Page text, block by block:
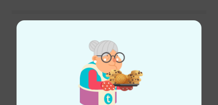
Schon gewusst?
Alle Ratgeber